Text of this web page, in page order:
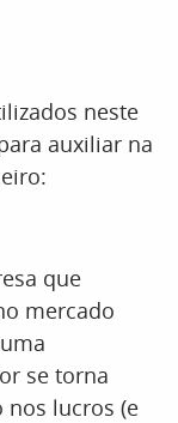
neste
auxiliar na
que
mercado
se torna
nos lucros (e